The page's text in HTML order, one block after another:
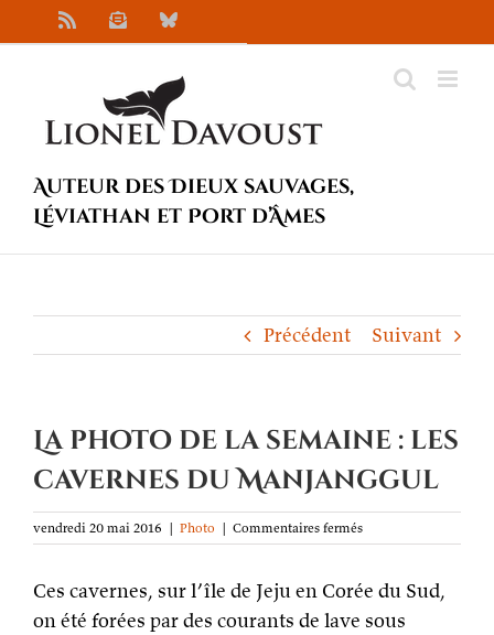
au
NewsletterBluesky
Auteur des Dieux sauvages,
Léviathan et Port d’Âmes
Précédent Suivant
La photo de la semaine : les
cavernes du Manjanggul
vendredi 20 mai 2016 | Photo | Commentaires ferméssur
La
de
semaine :
Ces cavernes, sur l’île de Jeju en Corée du Sud,
on été forées par des courants de lave sous